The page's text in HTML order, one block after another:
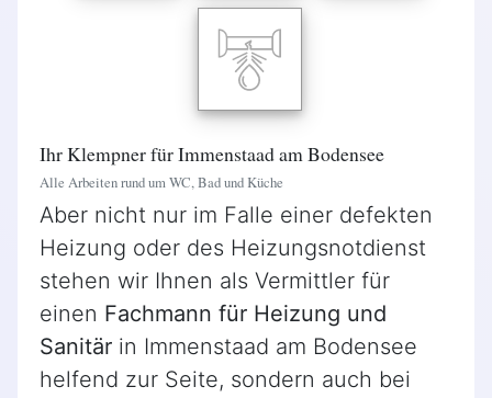
Ihr Klempner für Immenstaad am Bodensee
Alle Arbeiten rund um WC, Bad und Küche
Aber nicht nur im Falle einer defekten
Heizung oder des Heizungsnotdienst
stehen wir Ihnen als Vermittler für
einen Fachmann für Heizung und
Sanitär in Immenstaad am Bodensee
helfend zur Seite, sondern auch bei